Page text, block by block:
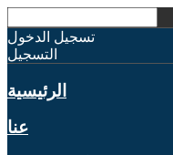
تسجيل الدخول
التسجيل
الرئيسية
عنا